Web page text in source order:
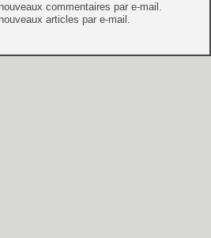
commentaires par e-mail.
articles par e-mail.